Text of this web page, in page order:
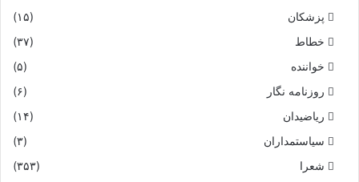
پزشکان
(۱۵)
خطاط
(۳۷)
خواننده
(۵)
روزنامه نگار
(۶)
ریاضیدان
(۱۴)
سیاستمداران
(۳)
شعرا
(۳۵۳)